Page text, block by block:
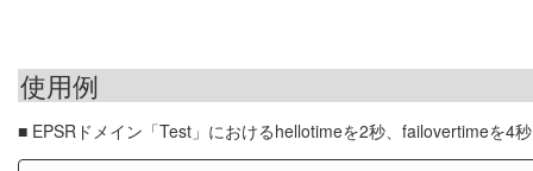
使用例
■ EPSRドメイン「Test」におけるhellotimeを2秒、failovertimeを4